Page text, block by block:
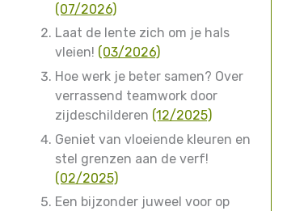
(07/2026)
Laat de lente zich om je hals
vleien! (03/2026)
Hoe werk je beter samen? Over
verrassend teamwork door
zijdeschilderen (12/2025)
Geniet van vloeiende kleuren en
stel grenzen aan de verf!
(02/2025)
Een bijzonder juweel voor op